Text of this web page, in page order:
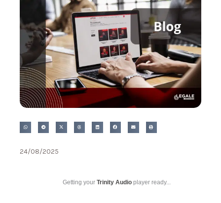
24/08/2025
Getting your Trinity Audio player ready...